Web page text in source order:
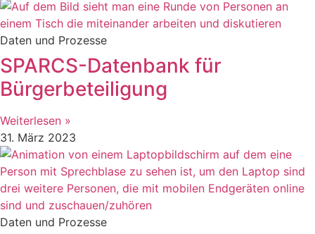
Daten und Prozesse
SPARCS-Datenbank für
Bürgerbeteiligung
Weiterlesen »
31. März 2023
Daten und Prozesse